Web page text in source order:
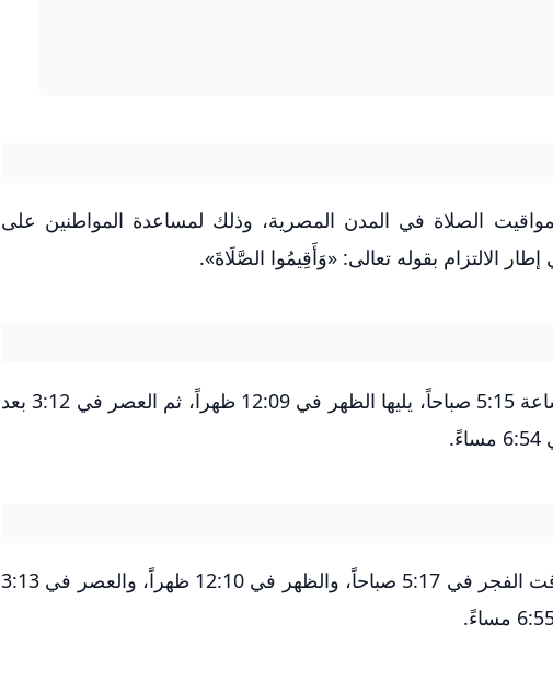
الصلاة في المدن المصرية، وذلك لمساعدة المواطنين على
الالتزام بقوله تعالى: «وَأَقِيمُوا الصَّلَاةَ».
وفي العاصمة، يبدأ يوم الصلاة بصلاة الفجر في الساعة 5:15 صباحاً، يليها الظهر في 12:09 ظهراً، ثم العصر في 3:12 بعد
يشمل الجدول أيضاً محافظة الجيزة، حيث يكون وقت الفجر في 5:17 صباحاً، والظهر في 12:10 ظهراً، والعصر في 3:13